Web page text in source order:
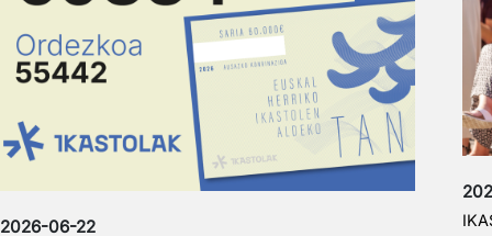
2026-06-22